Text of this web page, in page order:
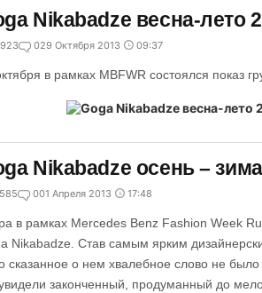
Nikabadze весна-лето
029 Октября 2013 09:37
в рамках MBFWR состоялся показ
Nikabadze осень –
001 Апреля 2013 17:48
в рамках Mercedes Benz Fashion Week
Nikabadze. Став самым ярким
сказанное о нем хвалебное слово не
законченный, продуманный до